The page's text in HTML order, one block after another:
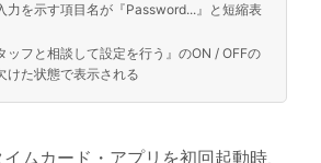
力を示す項目名が『Password...』と短縮表
ッフと相談して設定を行う』のON / OFFの
けた状態で表示される
ムカード・アプリを初回起動時、